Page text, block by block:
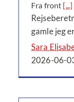
Fra front [...]
gamle jeg
Sara
2026-06-